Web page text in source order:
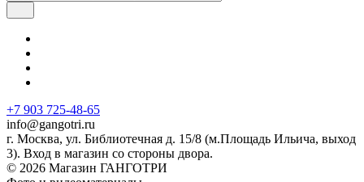
+7 903 725-48-65
info@gangotri.ru
г. Москва, ул. Библиотечная д. 15/8 (м.Площадь Ильича, выход
3). Вход в магазин со стороны двора.
© 2026 Магазин ГАНГОТРИ